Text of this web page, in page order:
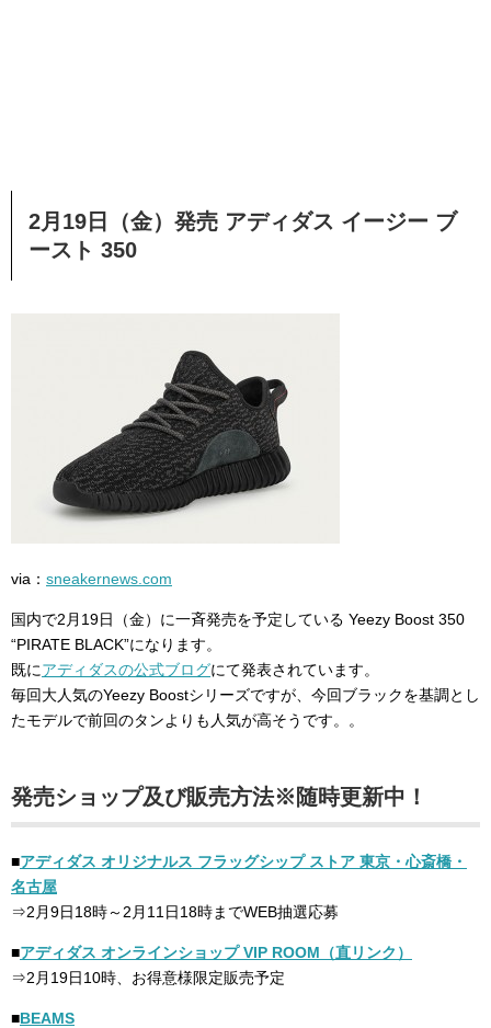
2月19日（金）発売 アディダス イージー ブ
ースト 350
via： sneakernews.com
国内で2月19日（金）に一斉発売を予定している Yeezy Boost 350
“PIRATE BLACK”になります。
既にアディダスの公式ブログにて発表されています。
毎回大人気のYeezy Boostシリーズですが、今回ブラックを基調とし
たモデルで前回のタンよりも人気が高そうです。。
発売ショップ及び販売方法※随時更新中！
■アディダス オリジナルス フラッグシップ ストア 東京・心斎橋・
名古屋
⇒2月9日18時～2月11日18時までWEB抽選応募
■アディダス オンラインショップ VIP ROOM（直リンク）
⇒2月19日10時、お得意様限定販売予定
■BEAMS